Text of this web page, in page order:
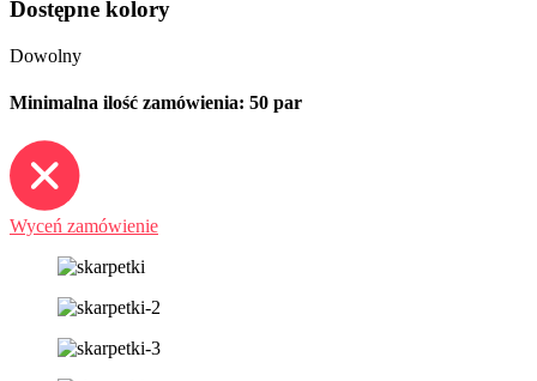
Dostępne kolory
Dowolny
Minimalna ilość zamówienia: 50 par
Wyceń zamówienie